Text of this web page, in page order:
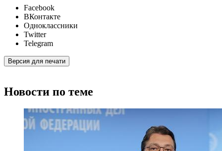
Facebook
ВКонтакте
Одноклассники
Twitter
Telegram
Версия для печати
Новости по теме